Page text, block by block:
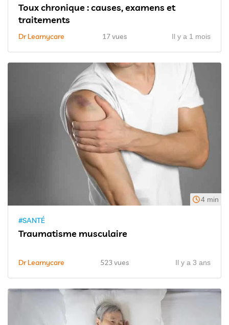
Toux chronique : causes, examens et
traitements
Dr Learnycare 17 vues Il y a 1 mois
4 min
#SANTÉ
Traumatisme musculaire
Dr Learnycare 523 vues Il y a 3 ans